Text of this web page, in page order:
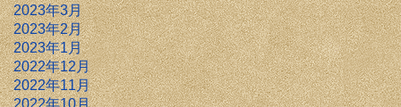
2023年3月
2023年2月
2023年1月
2022年12月
2022年11月
2022年10月